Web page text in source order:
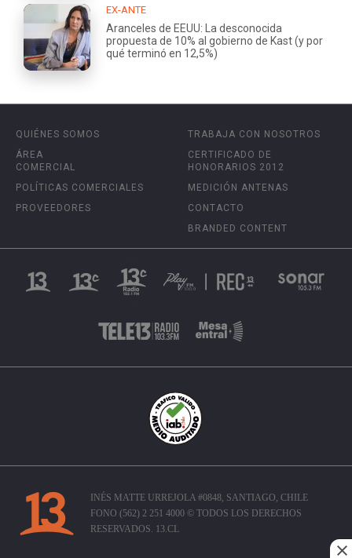
EX-ANTE
Aranceles de EEUU: La desconocida
propuesta de 10% al gobierno de Kast (y por
qué terminó en 12,5%)
QUIÉNES SOMOS
ÁREA
COMERCIAL
POLÍTICAS COMERCIALES
PROVEEDORES
TRABAJA CON NOSOTROS
CERTIFICADO DE
HONORARIOS 2012
MEDICIÓN ANTENAS
CONTACTO
BRANDED CONTENT
INÉS MATTE URREJOLA #0848, SANTIAGO, CHILE
FONO (562) 2 251 4000 © TODOS LOS DERECHOS
RESERVADOS. 13.CL